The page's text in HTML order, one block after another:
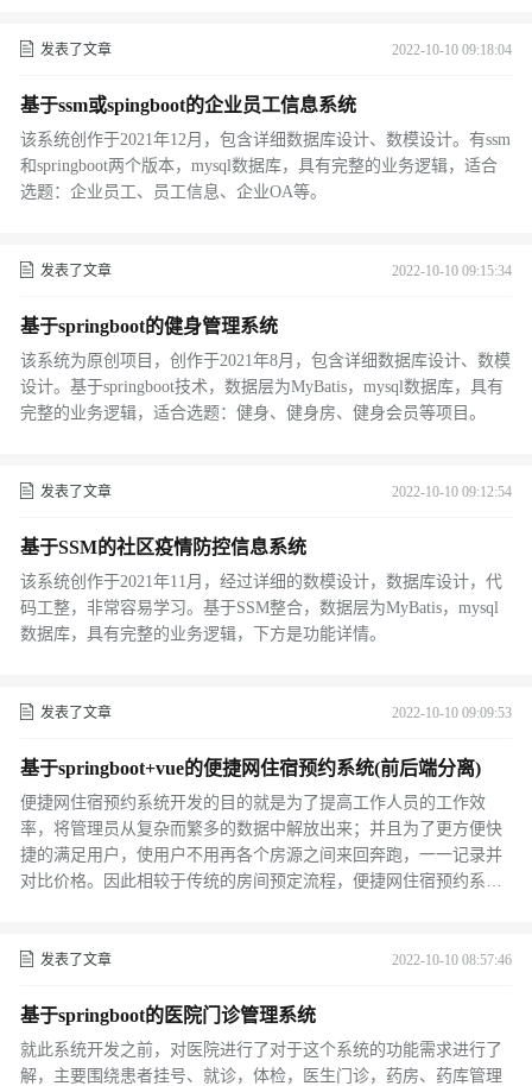
发表了文章 2022-10-10 09:18:04
基于ssm或spingboot的企业员工信息系统
该系统创作于2021年12月，包含详细数据库设计、数模设计。有ssm
和springboot两个版本，mysql数据库，具有完整的业务逻辑，适合
选题：企业员工、员工信息、企业OA等。
发表了文章 2022-10-10 09:15:34
基于springboot的健身管理系统
该系统为原创项目，创作于2021年8月，包含详细数据库设计、数模
设计。基于springboot技术，数据层为MyBatis，mysql数据库，具有
完整的业务逻辑，适合选题：健身、健身房、健身会员等项目。
发表了文章 2022-10-10 09:12:54
基于SSM的社区疫情防控信息系统
该系统创作于2021年11月，经过详细的数模设计，数据库设计，代
码工整，非常容易学习。基于SSM整合，数据层为MyBatis，mysql
数据库，具有完整的业务逻辑，下方是功能详情。
发表了文章 2022-10-10 09:09:53
基于springboot+vue的便捷网住宿预约系统(前后端分离)
便捷网住宿预约系统开发的目的就是为了提高工作人员的工作效
率，将管理员从复杂而繁多的数据中解放出来；并且为了更方便快
捷的满足用户，使用户不用再各个房源之间来回奔跑，一一记录并
对比价格。因此相较于传统的房间预定流程，便捷网住宿预约系统
时，在用户进行房间查询时，要能快速地给出结果。这样不仅使管
大海捞针似地寻找信息；还能使用户避免毫无意义的等待，系统根
据用户的需求快速的给出结果，舒缓了用户在无聊等待中的烦躁心
情。
发表了文章 2022-10-10 08:57:46
基于springboot的医院门诊管理系统
就此系统开发之前，对医院进行了对于这个系统的功能需求进行了
解，主要围绕患者挂号、就诊，体检，医生门诊，药房、药库管理